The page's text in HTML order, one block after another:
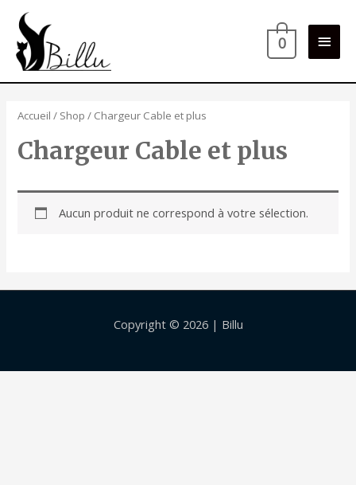
0
Accueil / Shop / Chargeur Cable et plus
Chargeur Cable et plus
Aucun produit ne correspond à votre sélection.
Copyright © 2026 | Billu